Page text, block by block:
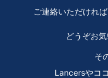
ご連絡いただけれ
どうぞお
そ
Lancersやコ